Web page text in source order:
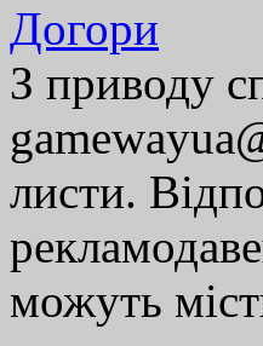
Догори
З приводу
листи.
можуть